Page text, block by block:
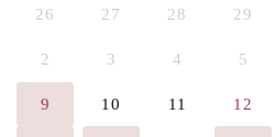
26 27 28 29
2 3 4 5
9 10 11 12